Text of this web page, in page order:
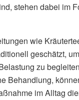
stehen dabei im
wie
geschätzt,
zu
Behandlung,
im Alltag